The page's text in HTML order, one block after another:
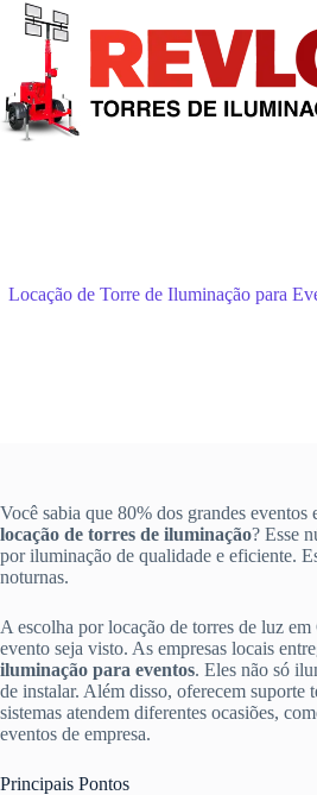
Pular
para
conteúdo
Locação de Torre de Iluminação para
Você sabia que 80% dos grandes eventos
locação de torres de iluminação? Esse
por iluminação de qualidade e eficiente.
noturnas.
A escolha por locação de torres de luz
evento seja visto. As empresas locais
iluminação para eventos. Eles não só
de instalar. Além disso, oferecem suporte
sistemas atendem diferentes ocasiões,
eventos de empresa.
Principais Pontos